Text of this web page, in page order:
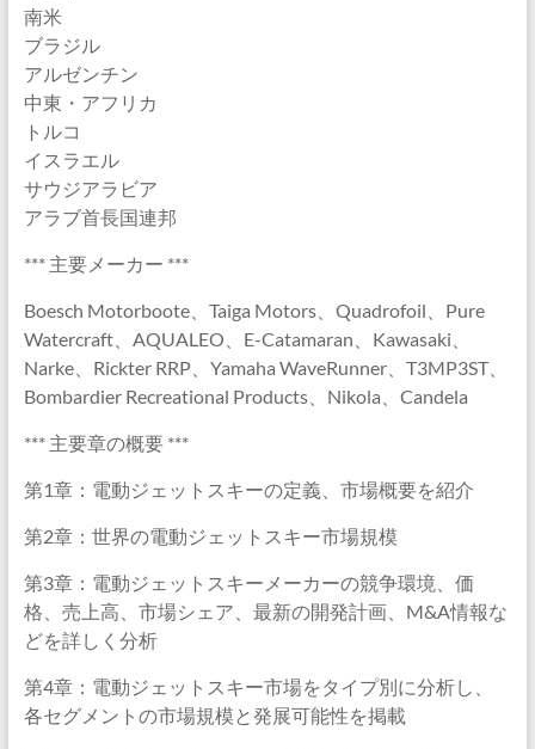
南米
ブラジル
アルゼンチン
中東・アフリカ
トルコ
イスラエル
サウジアラビア
アラブ首長国連邦
*** 主要メーカー ***
Boesch Motorboote、Taiga Motors、Quadrofoil、Pure
Watercraft、AQUALEO、E-Catamaran、Kawasaki、
Narke、Rickter RRP、Yamaha WaveRunner、T3MP3ST、
Bombardier Recreational Products、Nikola、Ca​​ndela
*** 主要章の概要 ***
第1章：電動ジェットスキーの定義、市場概要を紹介
第2章：世界の電動ジェットスキー市場規模
第3章：電動ジェットスキーメーカーの競争環境、価
格、売上高、市場シェア、最新の開発計画、M&A情報な
どを詳しく分析
第4章：電動ジェットスキー市場をタイプ別に分析し、
各セグメントの市場規模と発展可能性を掲載